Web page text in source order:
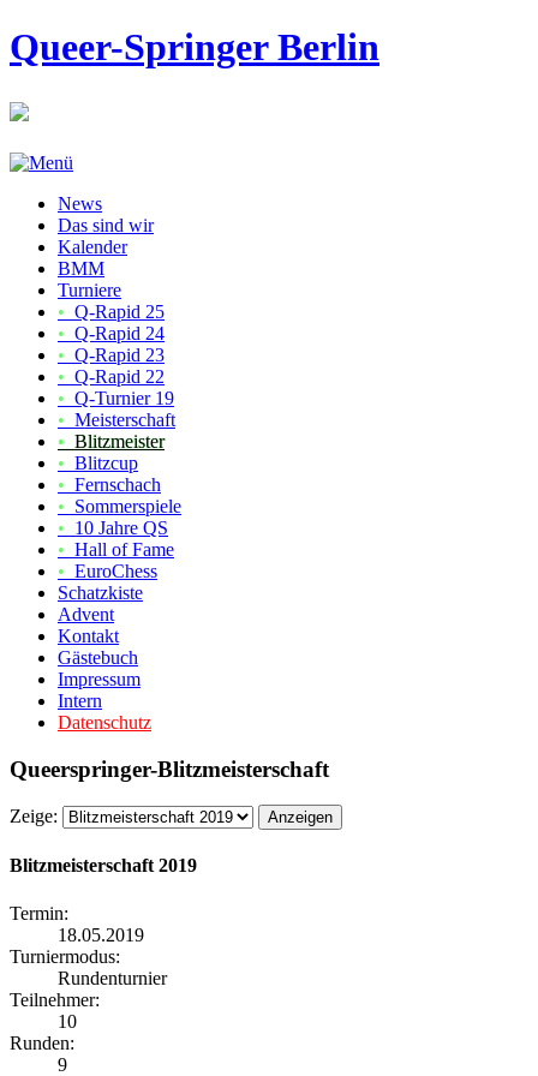
Queer-Springer Berlin
News
Das sind wir
Kalender
BMM
Turniere
• Q-Rapid 25
• Q-Rapid 24
• Q-Rapid 23
• Q-Rapid 22
• Q-Turnier 19
• Meisterschaft
• Blitzmeister
• Blitzcup
• Fernschach
• Sommerspiele
• 10 Jahre QS
• Hall of Fame
• EuroChess
Schatzkiste
Advent
Kontakt
Gästebuch
Impressum
Intern
Datenschutz
Queerspringer-Blitzmeisterschaft
Zeige:
Blitzmeisterschaft 2019
Termin:
18.05.2019
Turniermodus:
Rundenturnier
Teilnehmer:
10
Runden:
9